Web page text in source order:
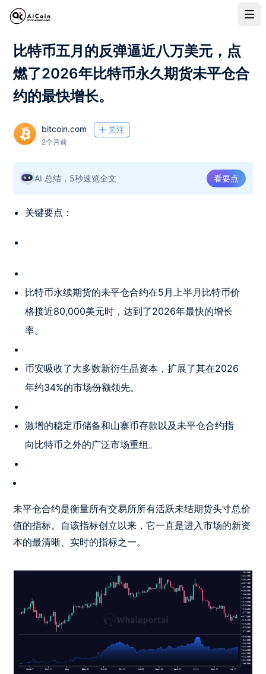
比特币五月的反弹逼近八万美元，点
燃了2026年比特币永久期货未平仓合
约的最快增长。
bitcoin.com 关注
2个月前
AI 总结，5秒速览全文 看要点
关键要点：
比特币永续期货的未平仓合约在5月上半月比特币价
格接近80,000美元时，达到了2026年最快的增长
率。
币安吸收了大多数新衍生品资本，扩展了其在2026
年约34%的市场份额领先。
激增的稳定币储备和山寨币存款以及未平仓合约指
向比特币之外的广泛市场重组。
未平仓合约是衡量所有交易所所有活跃未结期货头寸总价
值的指标。自该指标创立以来，它一直是进入市场的新资
本的最清晰、实时的指标之一。